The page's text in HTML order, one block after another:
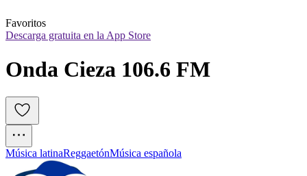
Favoritos
Descarga gratuita en la App Store
Onda Cieza 106.6 FM
Música latinaReggaetónMúsica española